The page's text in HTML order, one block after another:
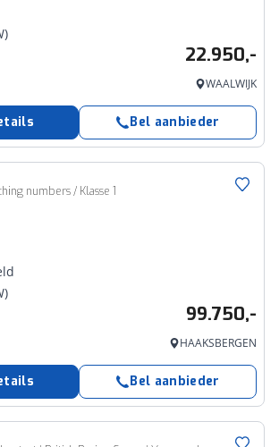
22.950,-
WAALWIJK
Bel aanbieder
numbers / Klasse 1
99.750,-
HAAKSBERGEN
Bel aanbieder